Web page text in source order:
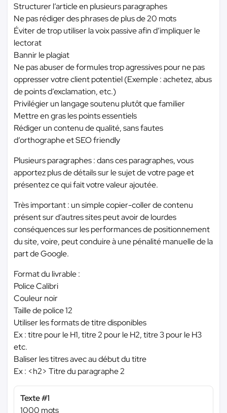
Structurer l’article en plusieurs paragraphes
Ne pas rédiger des phrases de plus de 20 mots
Éviter de trop utiliser la voix passive afin d’impliquer le
lectorat
Bannir le plagiat
Ne pas abuser de formules trop agressives pour ne pas
oppresser votre client potentiel (Exemple : achetez, abus
de points d’exclamation, etc.)
Privilégier un langage soutenu plutôt que familier
Mettre en gras les points essentiels
Rédiger un contenu de qualité, sans fautes
d’orthographe et SEO friendly
Plusieurs paragraphes : dans ces paragraphes, vous
apportez plus de détails sur le sujet de votre page et
présentez ce qui fait votre valeur ajoutée.
Très important : un simple copier-coller de contenu
présent sur d’autres sites peut avoir de lourdes
conséquences sur les performances de positionnement
du site, voire, peut conduire à une pénalité manuelle de la
part de Google.
Format du livrable :
Police Calibri
Couleur noir
Taille de police 12
Utiliser les formats de titre disponibles
Ex : titre pour le H1, titre 2 pour le H2, titre 3 pour le H3
etc.
Baliser les titres avec au début du titre
Ex : <h2> Titre du paragraphe 2
Texte #1
1000 mots